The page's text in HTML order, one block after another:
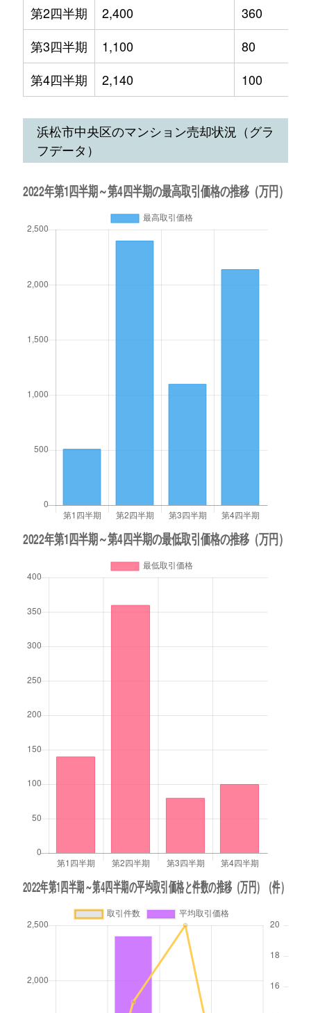
第2四半期 2,400
360
第3四半期
1,100
80
第4四半期
2,140 100
浜松市中央区のマンション売却状況（グラ
フデータ）